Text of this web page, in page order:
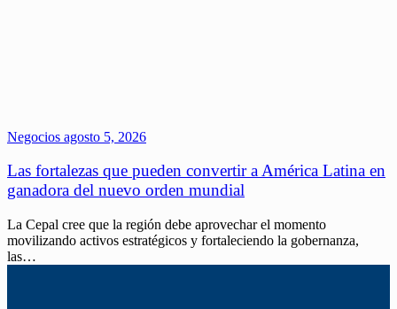
Negocios agosto 5, 2026
Las fortalezas que pueden convertir a América Latina en
ganadora del nuevo orden mundial
La Cepal cree que la región debe aprovechar el momento
movilizando activos estratégicos y fortaleciendo la gobernanza,
las…